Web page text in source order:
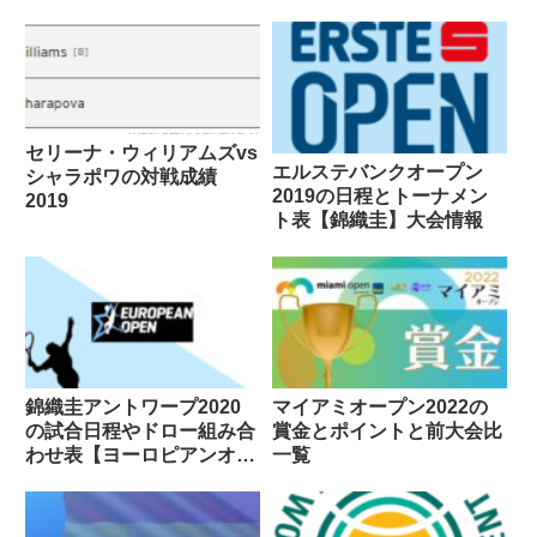
セリーナ・ウィリアムズvs
シャラポワの対戦成績
2019
エルステバンクオープン
2019の日程とトーナメン
ト表【錦織圭】大会情報
錦織圭アントワープ2020
の試合日程やドロー組み合
わせ表【ヨーロピアンオー
マイアミオープン2022の
賞金とポイントと前大会比
一覧